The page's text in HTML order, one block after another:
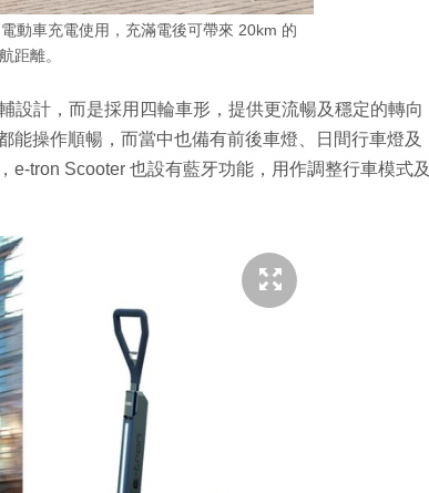
動車充電使用，充滿電後可帶來 20km 的
距離。
設計，而是採用四輪車形，提供更流暢及穩定的轉向
操作順暢，而當中也備有前後車燈、日間行車燈及
tron Scooter 也設有藍牙功能，用作調整行車模式及